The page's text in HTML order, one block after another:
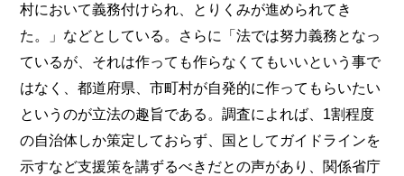
村において義務付けられ、とりくみが進められてき
た。」などとしている。さらに「法では努力義務となっ
ているが、それは作っても作らなくてもいいという事で
はなく、都道府県、市町村が自発的に作ってもらいたい
というのが立法の趣旨である。調査によれば、1割程度
の自治体しか策定しておらず、国としてガイドラインを
示すなど支援策を講ずるべきだとの声があり、関係省庁